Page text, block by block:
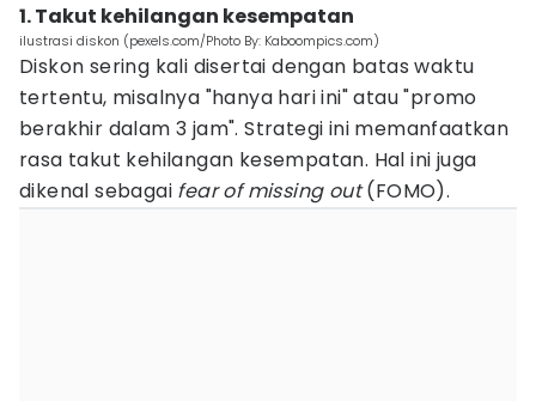
1. Takut kehilangan kesempatan
ilustrasi diskon (pexels.com/Photo By: Kaboompics.com)
Diskon sering kali disertai dengan batas waktu
tertentu, misalnya "hanya hari ini" atau "promo
berakhir dalam 3 jam". Strategi ini memanfaatkan
rasa takut kehilangan kesempatan. Hal ini juga
dikenal sebagai fear of missing out(FOMO).